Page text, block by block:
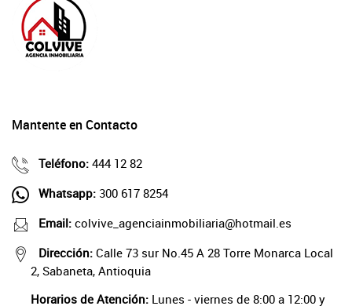
Mantente en Contacto
Teléfono: 444 12 82
Whatsapp: 300 617 8254
Email: colvive_agenciainmobiliaria@hotmail.es
Dirección: Calle 73 sur No.45 A 28 Torre Monarca Local
2, Sabaneta, Antioquia
Horarios de Atención: Lunes - viernes de 8:00 a 12:00 y